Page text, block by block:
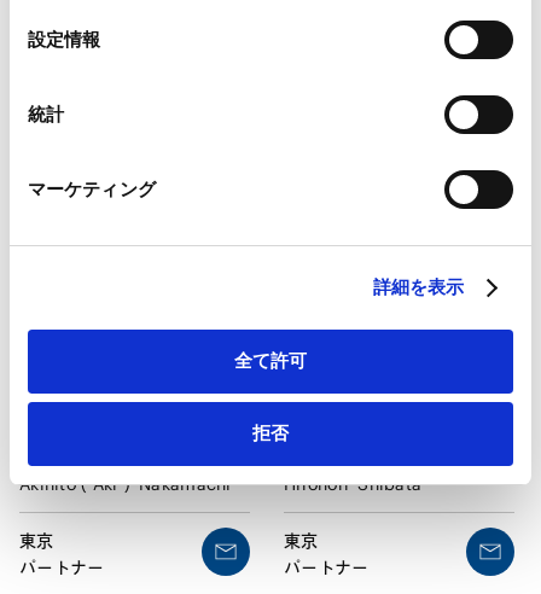
Google Analytics利用規約（
Marketo
外部サイト）
LinkedIn プライバシーポリシー（
HubSpot プライバシーポリシー（外部サイト）
設定情報
統計
マーケティング
詳細を表示
全て許可
拒否
甲斐
東京
Akihito ("Aki") Nakamachi
東京
パートナー
Hironori Shibata
東京
パートナー